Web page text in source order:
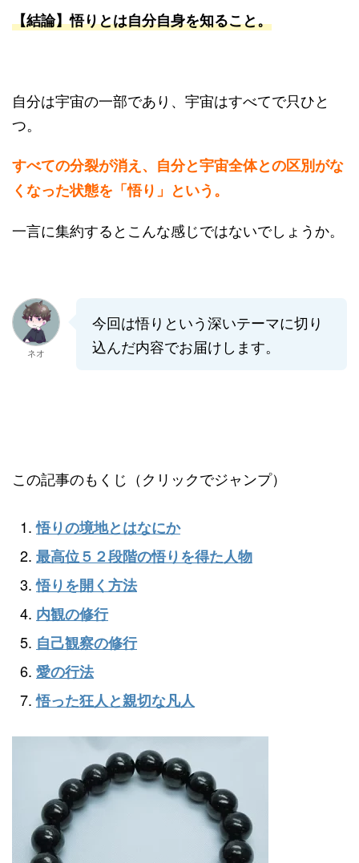
【結論】悟りとは自分自身を知ること。
自分は宇宙の一部であり、宇宙はすべてで只ひと
つ。
すべての分裂が消え、自分と宇宙全体との区別がな
くなった状態を「悟り」という。
一言に集約するとこんな感じではないでしょうか。
ネオ
今回は悟りという深いテーマに切り
込んだ内容でお届けします。
この記事のもくじ（クリックでジャンプ）
悟りの境地とはなにか
最高位５２段階の悟りを得た人物
悟りを開く方法
内観の修行
自己観察の修行
愛の行法
悟った狂人と親切な凡人